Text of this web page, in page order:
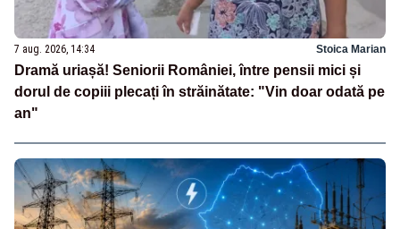
7 aug. 2026, 14:34 Stoica Marian
Dramă uriașă! Seniorii României, între pensii mici și
dorul de copiii plecați în străinătate: "Vin doar odată pe
an"